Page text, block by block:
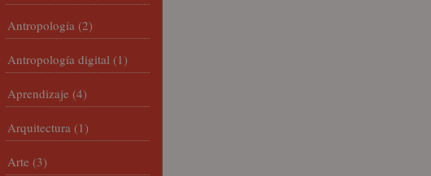
Antropología (2)
Antropología digital (1)
Aprendizaje (4)
Arquitectura (1)
Arte (3)